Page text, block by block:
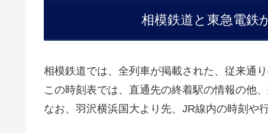
相模鉄道と東急電鉄
相模鉄道では、全列車が掲載された、従来通
この時刻表では、直通先の終着駅の情報の他
なお、羽沢横浜国大より先、JR線内の時刻や